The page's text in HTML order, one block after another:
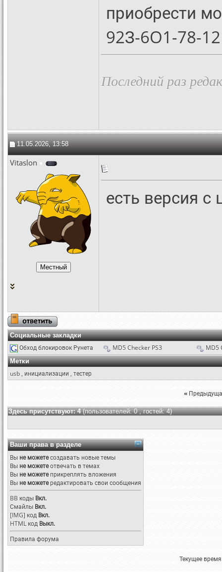
приобрести
92З-6O1-78-12
Последний раз
11.05.2026, 13:58
Vitaslon
есть версия
Социальные закладки
Обход блокировок Рунета MD5 Checker PS3 MD5
Метки
usb , инициализации , тестер
«
Здесь присутствуют: 4(пользователей: 0 , гостей: 4)
Ваши права в разделе
Вы не можетесоздавать новые темы
Вы не можетеотвечать в темах
Вы не можетеприкреплять вложения
Вы не можетередактировать свои сообщения
BB коды Вкл.
Смайлы Вкл.
[IMG] код Вкл.
HTML код Выкл.
Правила форума
Текущее